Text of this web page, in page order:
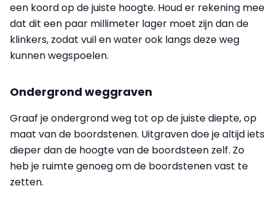
een koord op de juiste hoogte. Houd er rekening mee
dat dit een paar millimeter lager moet zijn dan de
klinkers, zodat vuil en water ook langs deze weg
kunnen wegspoelen.
Ondergrond weggraven
Graaf je ondergrond weg tot op de juiste diepte, op
maat van de boordstenen. Uitgraven doe je altijd iets
dieper dan de hoogte van de boordsteen zelf. Zo
heb je ruimte genoeg om de boordstenen vast te
zetten.